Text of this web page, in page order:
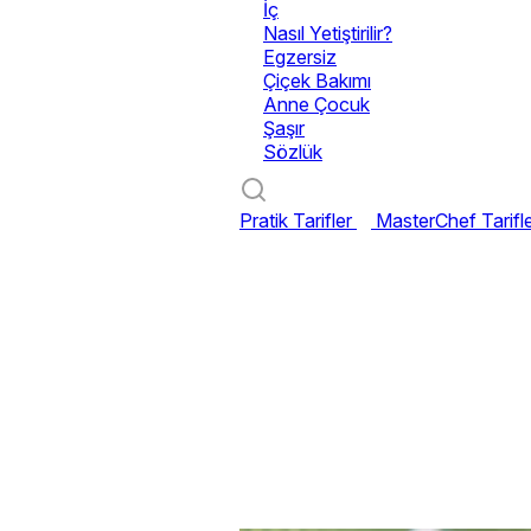
İç
Nasıl Yetiştirilir?
Egzersiz
Çiçek Bakımı
Anne Çocuk
Şaşır
Sözlük
Pratik Tarifler MasterChef